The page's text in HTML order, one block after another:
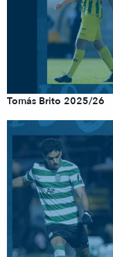
Tomás Brito 2025/26